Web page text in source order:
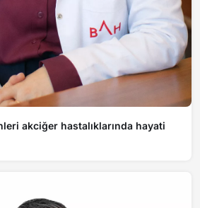
akciğer hastalıklarında hayati